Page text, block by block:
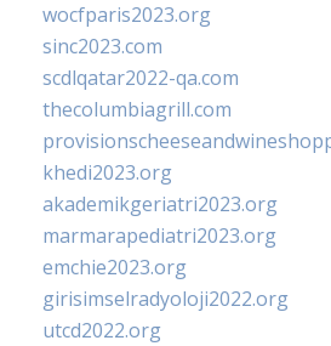
wocfparis2023.org
sinc2023.com
scdlqatar2022-qa.com
thecolumbiagrill.com
khedi2023.org
akademikgeriatri2023.org
marmarapediatri2023.org
emchie2023.org
girisimselradyoloji2022.org
utcd2022.org